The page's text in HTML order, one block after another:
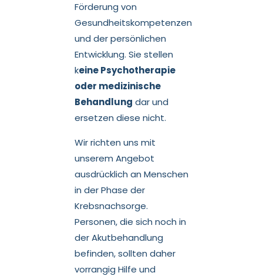
Förderung von
Gesundheitskompetenzen
und der persönlichen
Entwicklung. Sie stellen
keine Psychotherapie
oder medizinische
Behandlung dar und
ersetzen diese nicht.
Wir richten uns mit
unserem Angebot
ausdrücklich an Menschen
in der Phase der
Krebsnachsorge.
Personen, die sich noch in
der Akutbehandlung
befinden, sollten daher
vorrangig Hilfe und